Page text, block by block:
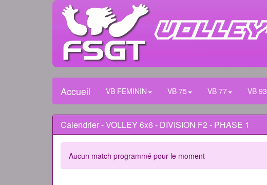
Accueil VB FEMININ VB 75 VB 77 VB 93
Calendrier - VOLLEY 6x6 - DIVISION F2 - PHASE 1
Aucun match programmé pour le moment